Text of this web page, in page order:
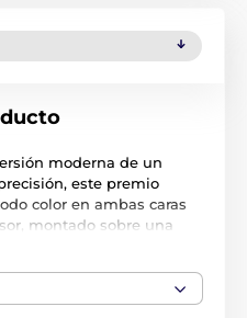
moderna de un
este premio
color en ambas caras
montado sobre una
placa adhesiva
el texto de su elección.